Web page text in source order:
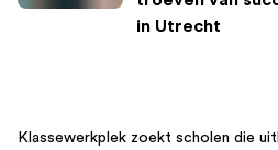
in Utrecht
Klassewerkplek zoekt scholen die